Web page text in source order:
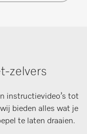
zelvers
instructievideo’s tot
bieden alles wat je
te laten draaien.